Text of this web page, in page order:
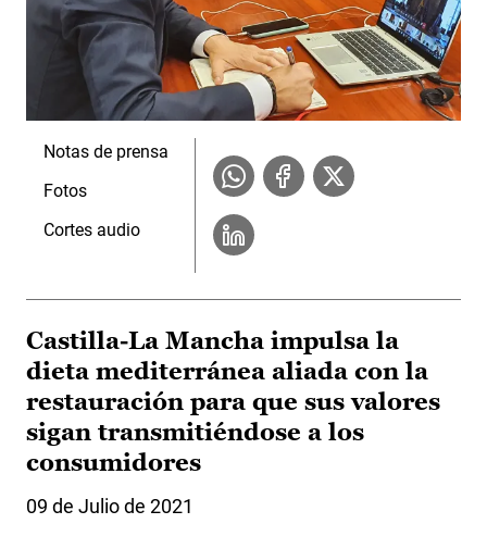
Notas de prensa
Fotos
Cortes audio
Castilla-La Mancha impulsa la
dieta mediterránea aliada con la
restauración para que sus valores
sigan transmitiéndose a los
consumidores
09 de Julio de 2021